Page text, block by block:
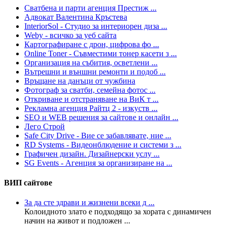
Сватбена и парти агенция Престиж ...
Адвокат Валентина Кръстева
InteriorSol - Студио за интериорен диза ...
Weby - всичко за уеб сайта
Картографиране с дрон, цифрова фо ...
Online Toner - Съвместими тонер касети з ...
Организация на събития, осветлени ...
Вътрешни и външни ремонти и подоб ...
Връщане на данъци от чужбина
Фотограф за сватби, семейна фотос ...
Откриване и отстраняване на ВиК т ...
Рекламна агенция Райтц 2 - изкуств ...
SEO и WEB решения за сайтове и онлайн ...
Лего Строй
Safe City Drive - Вие се забавлявате, ние ...
RD Systems - Видеонблюдение и системи з ...
Графичен дизайн. Дизайнерски услу ...
SG Events - Агенция за организиране на ...
ВИП сайтове
За да сте здрави и жизнени всеки д ...
Колoидното злато е подходящо за хората с динамичен
начин на живот и подложен ...